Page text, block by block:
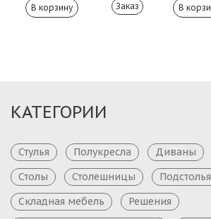
Заказ
КАТЕГОРИИ
Стулья Полукресла Диваны
Столы
Столешницы
Подстолья
Складная мебель
Решения